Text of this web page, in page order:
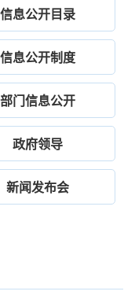
信息公开目录
信息公开制度
部门信息公开
政府领导
新闻发布会